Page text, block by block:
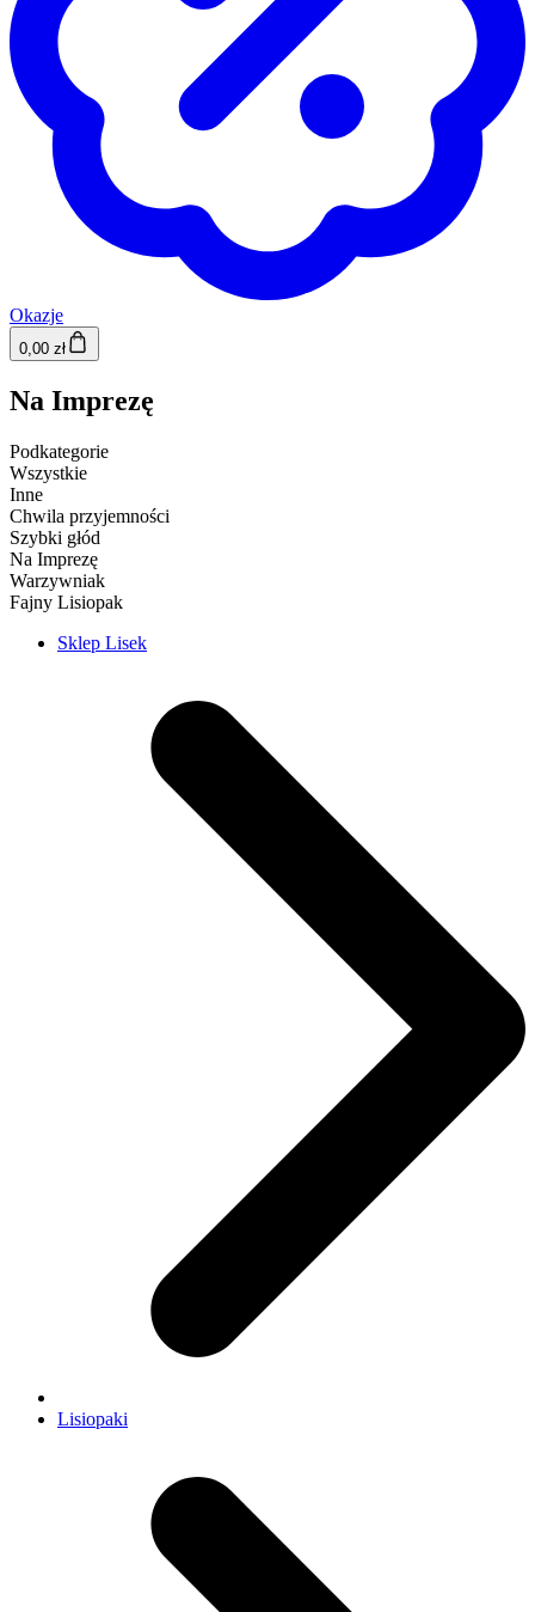
Okazje
0,00 zł
Na Imprezę
Podkategorie
Wszystkie
Inne
Chwila przyjemności
Szybki głód
Na Imprezę
Warzywniak
Fajny Lisiopak
Sklep Lisek
Lisiopaki